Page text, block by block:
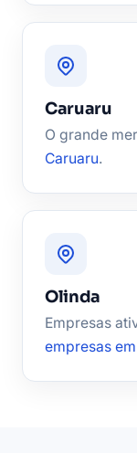
Caruaru
O grande
Caruaru.
Olinda
Empresas
empresas